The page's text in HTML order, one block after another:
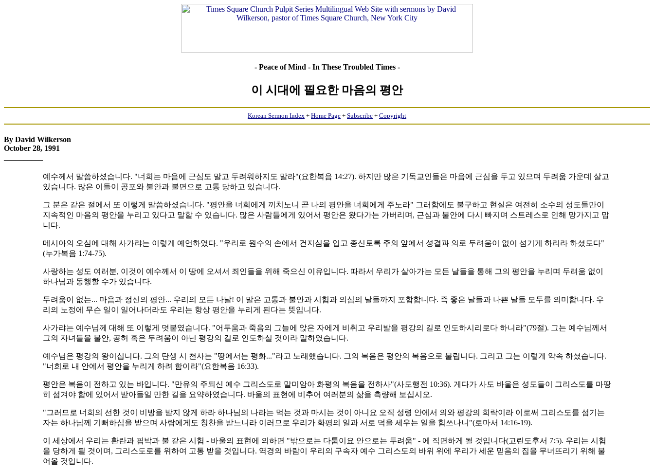
- Peace of Mind - In These Troubled Times -
이 시대에 필요한 마음의 평안
Korean Sermon Index + Home Page + Subscribe + Copyright
By David Wilkerson
October 28, 1991
예수께서 말씀하셨습니다. "너희는 마음에 근심도 말고 두려워하지도 말라"(요한복음 14:27). 하지만 많은 기독교인들은 마음에 근심을 두고 있으며 두려움 가운데 살고
있습니다. 많은 이들이 공포와 불안과 불면으로 고통 당하고 있습니다.
그 분은 같은 절에서 또 이렇게 말씀하셨습니다. "평안을 너희에게 끼치노니 곧 나의 평안을 너희에게 주노라" 그러함에도 불구하고 현실은 여전히 소수의 성도들만이
지속적인 마음의 평안을 누리고 있다고 말할 수 있습니다. 많은 사람들에게 있어서 평안은 왔다가는 가버리며, 근심과 불안에 다시 빠지며 스트레스로 인해 망가지고 맙
니다.
메시아의 오심에 대해 사가랴는 이렇게 예언하였다. "우리로 원수의 손에서 건지심을 입고 종신토록 주의 앞에서 성결과 의로 두려움이 없이 섬기게 하리라 하셨도다"
(누가복음 1:74-75).
사랑하는 성도 여러분, 이것이 예수께서 이 땅에 오셔서 죄인들을 위해 죽으신 이유입니다. 따라서 우리가 살아가는 모든 날들을 통해 그의 평안을 누리며 두려움 없이
하나님과 동행할 수가 있습니다.
두려움이 없는... 마음과 정신의 평안... 우리의 모든 나날! 이 말은 고통과 불안과 시험과 의심의 날들까지 포함합니다. 즉 좋은 날들과 나쁜 날들 모두를 의미합니다. 우
리의 노정에 무슨 일이 일어나더라도 우리는 항상 평안을 누리게 된다는 뜻입니다.
사가랴는 예수님께 대해 또 이렇게 덧붙였습니다. "어두움과 죽음의 그늘에 앉은 자에게 비취고 우리발을 평강의 길로 인도하시리로다 하니라"(79절). 그는 예수님께서
그의 자녀들을 불안, 공허 혹은 두려움이 아닌 평강의 길로 인도하실 것이라 말하였습니다.
예수님은 평강의 왕이십니다. 그의 탄생 시 천사는 "땅에서는 평화..."라고 노래했습니다. 그의 복음은 평안의 복음으로 불립니다. 그리고 그는 이렇게 약속 하셨습니다.
"너희로 내 안에서 평안을 누리게 하려 함이라"(요한복음 16:33).
평안은 복음이 전하고 있는 바입니다. "만유의 주되신 예수 그리스도로 말미암아 화평의 복음을 전하사"(사도행전 10:36). 게다가 사도 바울은 성도들이 그리스도를 마땅
히 섬겨야 함에 있어서 받아들일 만한 길을 요약하였습니다. 바울의 표현에 비추어 여러분의 삶을 측량해 보십시오.
"그러므로 너희의 선한 것이 비방을 받지 않게 하라 하나님의 나라는 먹는 것과 마시는 것이 아니요 오직 성령 안에서 의와 평강의 희락이라 이로써 그리스도를 섬기는
자는 하나님께 기뻐하심을 받으며 사람에게도 칭찬을 받느니라 이러므로 우리가 화평의 일과 서로 덕을 세우는 일을 힘쓰나니"(로마서 14:16-19).
이 세상에서 우리는 환란과 핍박과 불 같은 시험 - 바울의 표현에 의하면 "밖으로는 다툼이요 안으로는 두려움" - 에 직면하게 될 것입니다(고린도후서 7:5). 우리는 시험
을 당하게 될 것이며, 그리스도로를 위하여 고통 받을 것입니다. 역경의 바람이 우리의 구속자 예수 그리스도의 바위 위에 우리가 세운 믿음의 집을 무너뜨리기 위해 불
어올 것입니다.